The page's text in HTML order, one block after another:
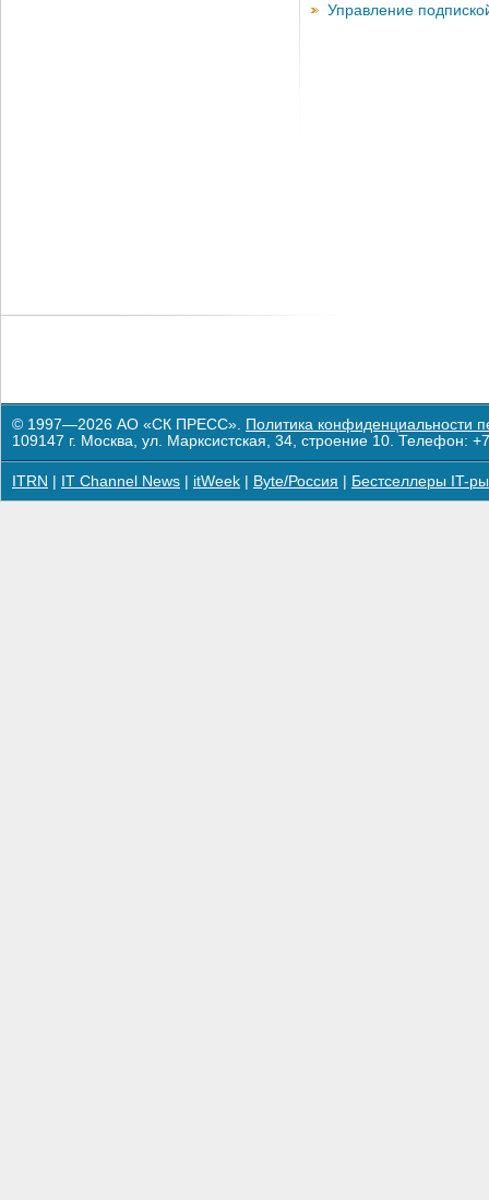
Управление
© 1997—2026 АО «СК ПРЕСС». Политика конфиденциальности
109147 г. Москва, ул. Марксистская, 34, строение 10. Телефон:
ITRN IT Channel News itWeek Byte/Россия Бестселлеры IT-